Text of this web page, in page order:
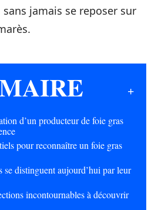
jamais se reposer sur
d’un producteur de foie gras
pour reconnaître un foie gras
se distinguent aujourd’hui par leur
incontournables à découvrir